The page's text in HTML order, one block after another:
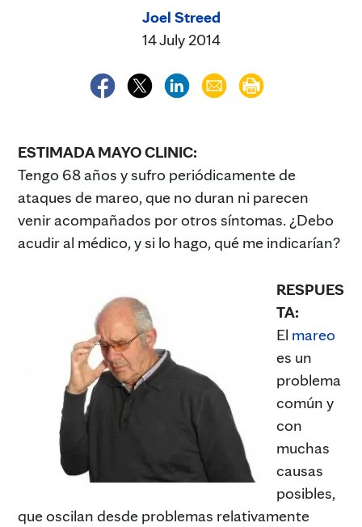
Joel Streed
14 July 2014
ESTIMADA MAYO CLINIC:
Tengo 68 años y sufro periódicamente de
ataques de mareo, que no duran ni parecen
venir acompañados por otros síntomas. ¿Debo
acudir al médico, y si lo hago, qué me indicarían?
RESPUES
TA:
El mareo
es un
problema
común y
con
muchas
causas
posibles,
que oscilan desde problemas relativamente